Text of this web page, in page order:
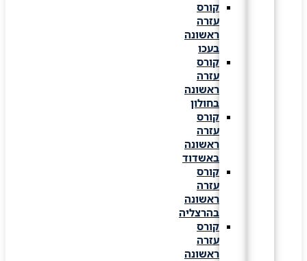
קורס
עזרה
ראשונה
קורס
עזרה
ראשונה
בחולון
קורס
עזרה
ראשונה
באשדוד
קורס
עזרה
ראשונה
בהרצליה
קורס
עזרה
ראשונה